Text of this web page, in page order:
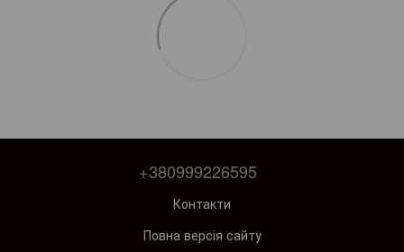
+380999226595
Контакти
Повна версія сайту